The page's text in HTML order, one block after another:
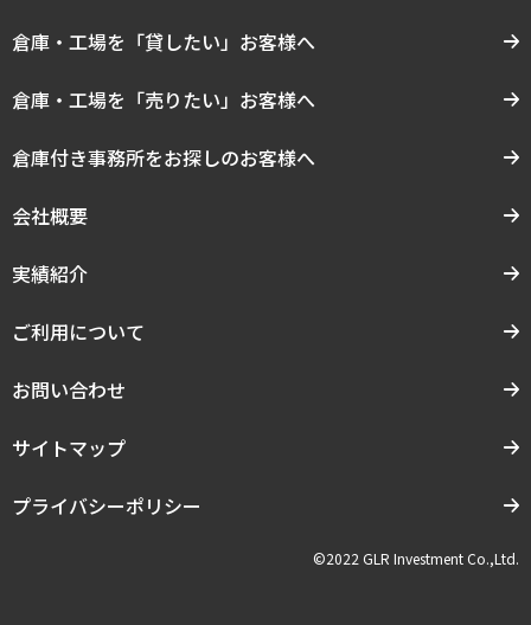
倉庫・工場を「貸したい」お客様へ
倉庫・工場を「売りたい」お客様へ
倉庫付き事務所をお探しのお客様へ
会社概要
実績紹介
ご利用について
お問い合わせ
サイトマップ
プライバシーポリシー
©2022 GLR Investment Co.,Ltd.